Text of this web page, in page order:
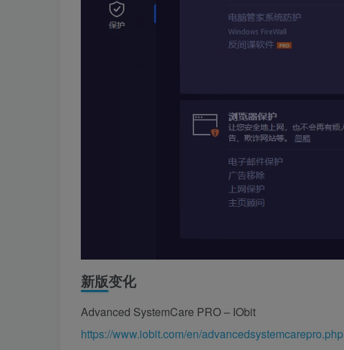
新版变化
Advanced SystemCare PRO – IObit
https://www.iobit.com/en/advancedsystemcarepro.php